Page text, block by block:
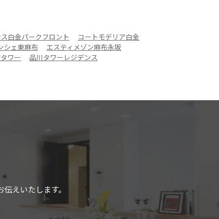
白金パークフロント
コートモデリア白金
シェ東麻布
エスティメゾン麻布永坂
ワー
品川タワーレジデンス
えいたします。